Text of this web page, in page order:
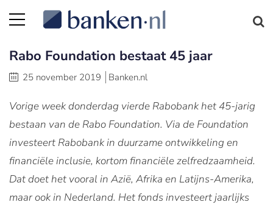
Rabo Foundation bestaat 45 jaar
25 november 2019 Banken.nl
Vorige week donderdag vierde Rabobank het 45-jarig
bestaan van de Rabo Foundation. Via de Foundation
investeert Rabobank in duurzame ontwikkeling en
financiële inclusie, kortom financiële zelfredzaamheid.
Dat doet het vooral in Azië, Afrika en Latijns-Amerika,
maar ook in Nederland. Het fonds investeert jaarlijks